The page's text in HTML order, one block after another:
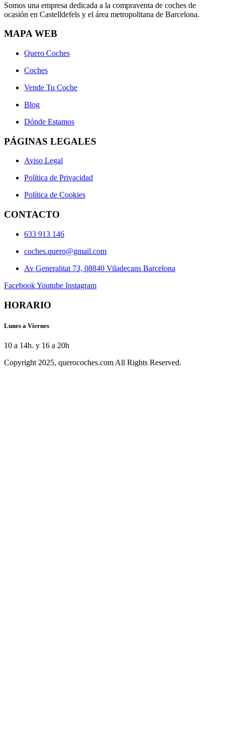
Somos una empresa dedicada a la compraventa de coches de
ocasión en Castelldefels y el área metropolitana de Barcelona.
MAPA WEB
Quero Coches
Coches
Vende Tu Coche
Blog
Dónde Estamos
PÁGINAS LEGALES
Aviso Legal
Política de Privacidad
Política de Cookies
CONTACTO
633 913 146
coches.quero@gmail.com
Av Generalitat 73, 08840 Viladecans Barcelona
FacebookYoutube Instagram
HORARIO
Lunes a Viernes
10 a 14h. y 16 a 20h
Copyright 2025, querocoches.com All Rights Reserved.